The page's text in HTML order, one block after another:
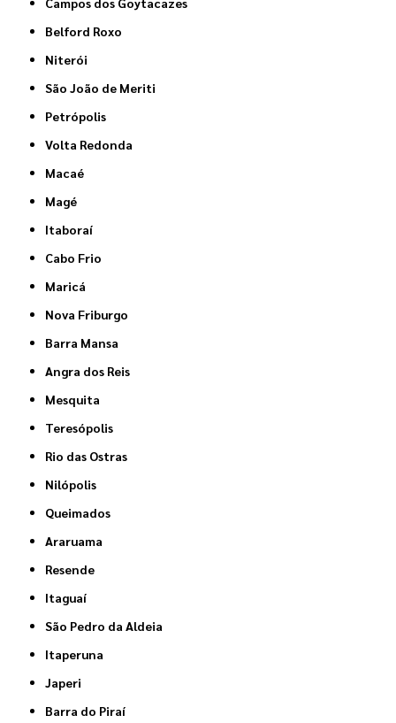
Belford Roxo
Niterói
São João de Meriti
Petrópolis
Volta Redonda
Macaé
Magé
Itaboraí
Cabo Frio
Maricá
Nova Friburgo
Barra Mansa
Angra dos Reis
Mesquita
Teresópolis
Rio das Ostras
Nilópolis
Queimados
Araruama
Resende
Itaguaí
São Pedro da Aldeia
Itaperuna
Japeri
Barra do Piraí